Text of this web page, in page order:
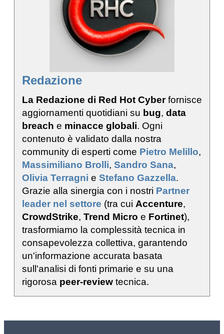
Redazione
La Redazione di Red Hot Cyberfornisce
aggiornamenti quotidiani su bug, data
breach e minacce globali. Ogni
contenuto è validato dalla nostra
community di esperti come Pietro Melillo,
Massimiliano Brolli, Sandro Sana,
Olivia Terragni e Stefano Gazzella.
Grazie alla sinergia con i nostri Partner
leader nel settore (tra cui Accenture,
CrowdStrike, Trend Micro e Fortinet),
trasformiamo la complessità tecnica in
consapevolezza collettiva, garantendo
un'informazione accurata basata
sull'analisi di fonti primarie e su una
rigorosa peer-review tecnica.